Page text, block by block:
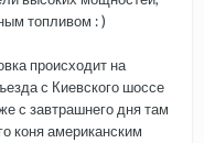
топливом : )
происходит на
с Киевского шоссе
с завтрашнего дня там
коня американским